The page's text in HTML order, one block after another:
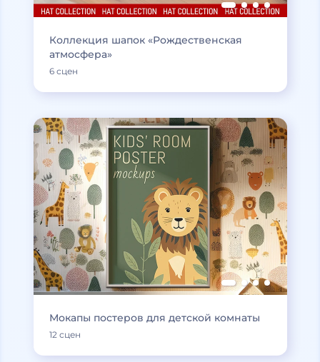
Коллекция шапок «Рождественская
атмосфера»
6 сцен
Мокапы постеров для детской комнаты
12 сцен